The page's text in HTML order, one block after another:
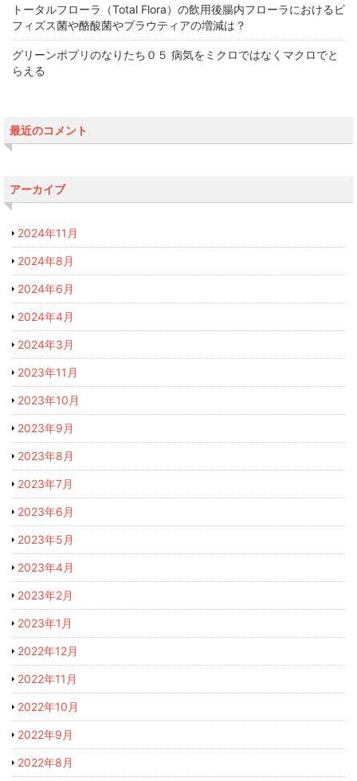
トータルフローラ（Total Flora）の飲用後腸内フローラにおけるビ
フィズス菌や酪酸菌やブラウティアの増減は？
グリーンポプリのなりたち０５ 病気をミクロではなくマクロでと
らえる
最近のコメント
アーカイブ
2024年11月
2024年8月
2024年6月
2024年4月
2024年3月
2023年11月
2023年10月
2023年9月
2023年8月
2023年7月
2023年6月
2023年5月
2023年4月
2023年2月
2023年1月
2022年12月
2022年11月
2022年10月
2022年9月
2022年8月